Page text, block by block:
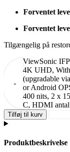
Forventet
Forventet
Tilgængelig på
-
ViewSonic
4K UHD,
(upgradable
or Android
400 nits, 2 x
C, HDMI antal
Tilføj til kurv
Produktbeskrivelse